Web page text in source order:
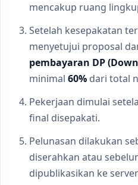
mencakup ruang
Setelah kesepakatan
menyetujui proposal
pembayaran DP
minimal 60% dari total
Pekerjaan dimulai
final disepakati.
Pelunasan dilakukan
diserahkan atau
dipublikasikan ke